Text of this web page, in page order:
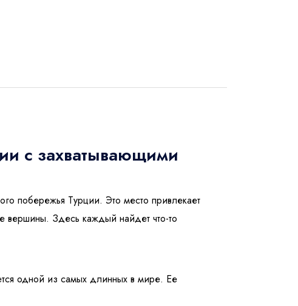
с захватывающими
побережья Турции. Это место привлекает
вершины. Здесь каждый найдет что-то
одной из самых длинных в мире. Ее